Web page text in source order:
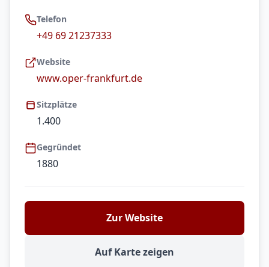
Telefon
+49 69 21237333
Website
www.oper-frankfurt.de
Sitzplätze
1.400
Gegründet
1880
Zur Website
Auf Karte zeigen